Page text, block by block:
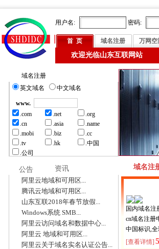
用户名: 密码:
首 页 域名注册 万网空
欢迎光临山东互联网站
域名注册
英文域名
中文域名
www.
.com
.net
.org
.cn
.asia
.name
.mobi
.biz
.cc
.tv
.hk
.中国
.公司
公告
资讯
阿里云地域和可用区...
腾讯云地域和可用区...
山东互联2018年春节放假...
Windows系统 SMB...
阿里云访问域名和数据中心...
阿里云 地域和可用区...
阿里云关于域名实名认证公告...
域名注
国内域名注
cn域名注册
中国标识,
[查看详情]